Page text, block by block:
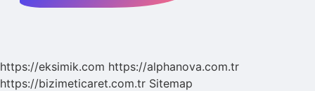
https://eksimik.com https://alphanova.com.tr
https://bizimeticaret.com.tr Sitemap